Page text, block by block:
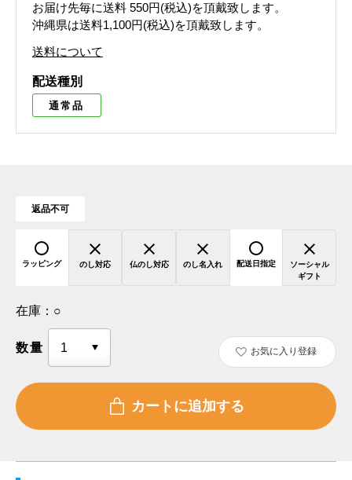
お届け先毎に送料 550円(税込)を頂戴致します。
沖縄県は送料1,100円(税込)を頂戴致します。
送料について
配送種別
通常品
返品不可
ラッピング のし対応 仏のし対応 のし名入れ 配送日指定
ソーシャル
ギフト
在庫： ○
数量 お気に入り登録